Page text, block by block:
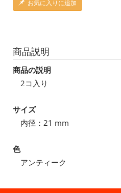
お気に入りに追加
商品説明
商品の説明
2コ入り
サイズ
内径：21 mm
色
アンティーク